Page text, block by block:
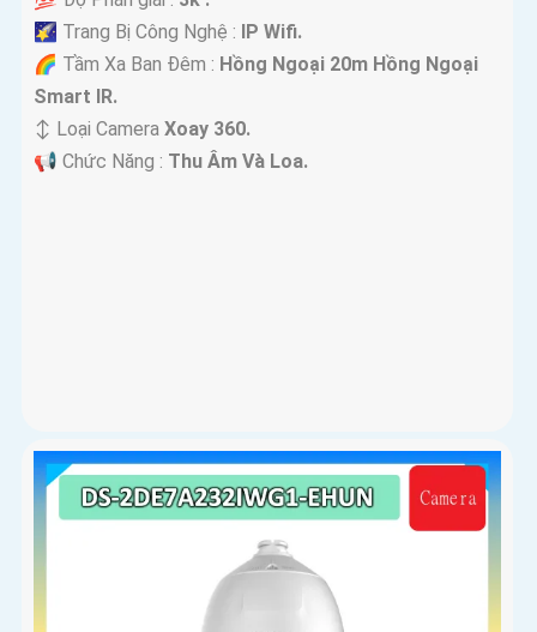
🌠 Trang Bị Công Nghệ : IP Wifi.
🌈 Tầm Xa Ban Đêm : Hồng Ngoại 20m Hồng Ngoại
Smart IR.
↕️ Loại Camera Xoay 360.
️📢 Chức Năng : Thu Âm Và Loa.